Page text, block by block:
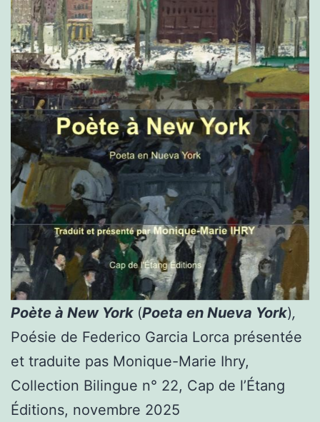
Poète à New York (Poeta en Nueva York),
Poésie de Federico Garcia Lorca présentée
et traduite pas Monique-Marie Ihry,
Collection Bilingue n° 22, Cap de l’Étang
Éditions, novembre 2025